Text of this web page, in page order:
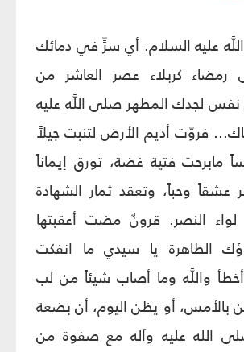
عليه السلام. أي سرٍّ في دمائك
رمضاء كربلاء عصر العاشر من
نفس لجدك المطهر صلى اللَّه عليه
فروّت أديم الأرض لتنبت جيلاً
مابرحت فتية غضة، تورق إيماناً
عشقاً وحباً، وتعقد ثمار الشهادة
النصر. قرونٌ مضت أعقبتها
الطاهرة يا سيدي ما انفكت
واللَّه وما أصاب شيئاً من لب
بالأمس، أو يظن اليوم، أن بضعة
الله عليه وآله مع صفوة من